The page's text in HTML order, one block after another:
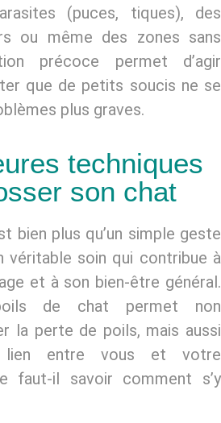
(puces, tiques), des
ou même des zones sans
précoce permet d’agir
que de petits soucis ne se
plus graves.
techniques
son chat
bien plus qu’un simple geste
véritable soin qui contribue à
et à son bien-être général.
de chat permet non
la perte de poils, mais aussi
entre vous et votre
faut-il savoir comment s’y